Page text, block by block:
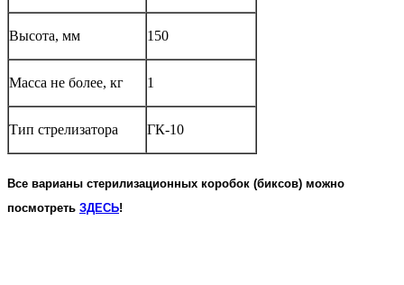
Высота, мм 150
Масса не более, кг 1
Тип стрелизатора ГК-10
Все варианы стерилизационных коробок (биксов) можно
посмотреть ЗДЕСЬ!